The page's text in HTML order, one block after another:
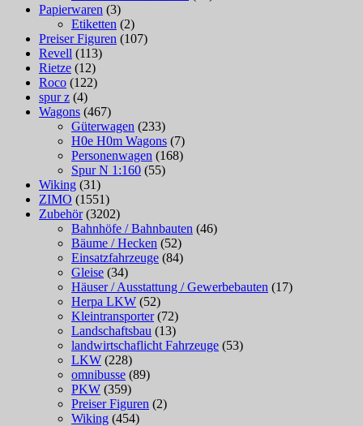
Papierwaren (3)
Etiketten (2)
Preiser Figuren (107)
Revell (113)
Rietze (12)
Roco (122)
spur z (4)
Wagons (467)
Güterwagen (233)
H0e H0m Wagons (7)
Personenwagen (168)
Spur N 1:160 (55)
Wiking (31)
ZIMO (1551)
Zubehör (3202)
Bahnhöfe / Bahnbauten (46)
Bäume / Hecken (52)
Einsatzfahrzeuge (84)
Gleise (34)
Häuser / Ausstattung / Gewerbebauten (17)
Herpa LKW (52)
Kleintransporter (72)
Landschaftsbau (13)
landwirtschaflicht Fahrzeuge (53)
LKW (228)
omnibusse (89)
PKW (359)
Preiser Figuren (2)
Wiking (454)